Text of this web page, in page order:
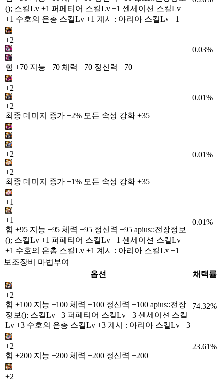
(); 스킬Lv +1 퍼페티어 스킬Lv +1 센세이션 스킬Lv
+1 수호의 은총 스킬Lv +1 계시 : 아리아 스킬Lv +1
+2
힘 +70 지능 +70 체력 +70 정신력 +70
0.03%
+2
+2
최종 데미지 증가 +2% 모든 속성 강화 +35
0.01%
+2
+2
최종 데미지 증가 +1% 모든 속성 강화 +35
0.01%
+1
+1
힘 +95 지능 +95 체력 +95 정신력 +95 apius::전장정보
(); 스킬Lv +1 퍼페티어 스킬Lv +1 센세이션 스킬Lv
+1 수호의 은총 스킬Lv +1 계시 : 아리아 스킬Lv +1
0.01%
보조장비 마법부여
옵션
채택률
+2
힘 +100 지능 +100 체력 +100 정신력 +100 apius::전장
정보(); 스킬Lv +3 퍼페티어 스킬Lv +3 센세이션 스킬
Lv +3 수호의 은총 스킬Lv +3 계시 : 아리아 스킬Lv +3
74.32%
+2
힘 +200 지능 +200 체력 +200 정신력 +200
23.61%
+2